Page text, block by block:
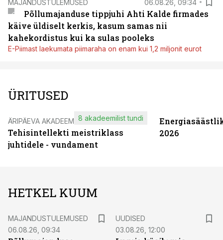
MAJANDUSTULEMUSED 06.08.26, 09:34
Põllumajanduse tippjuhi Ahti Kalde firmades
käive üldiselt kerkis, kasum samas nii
kahekordistus kui ka sulas pooleks
E-Piimast laekumata piimaraha on enam kui 1,2 miljonit eurot
ÜRITUSED
ÄRIPÄEVA AKADEEMIA
Tehisintellekti meistriklass
juhtidele - vundament
8 akadeemilist tundi
2026
HETKEL KUUM
MAJANDUSTULEMUSED
06.08.26, 09:34
UUDISED
03.08.26, 12:00